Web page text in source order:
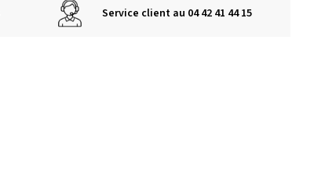
Service client au 04 42 41 44 15